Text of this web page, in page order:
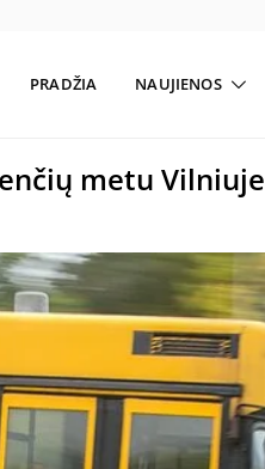
PRADŽIA NAUJIENOS
metu Vilniuje